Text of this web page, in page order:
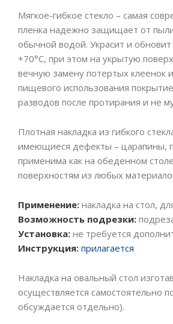
Мягкое-гибкое стекло – самая
пленка надежно защищает от
обычной водой. Украсит и
+70°C, при этом на укрытую
вечную замену потертых клеенок
пищевого использования
разводов после протирания и не
Плотная накладка из гибкого
имеющиеся дефекты – царапины,
применима как на обеденном
поверхностям из любых
Применение: накладка на стол,
Возможность подрезки:
Установка: не требуется
Инструкция: прилагается
Накладка на овальный стол
осуществляется самостоятельно
обсуждается отдельно).